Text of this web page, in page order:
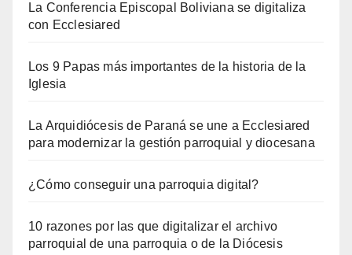
La Conferencia Episcopal Boliviana se digitaliza
con Ecclesiared
Los 9 Papas más importantes de la historia de la
Iglesia
La Arquidiócesis de Paraná se une a Ecclesiared
para modernizar la gestión parroquial y diocesana
¿Cómo conseguir una parroquia digital?
10 razones por las que digitalizar el archivo
parroquial de una parroquia o de la Diócesis